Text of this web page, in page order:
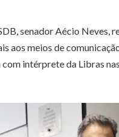
senador Aécio
aos meios de
com intérprete da Libras